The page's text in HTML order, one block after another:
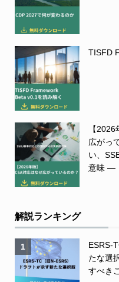
TISFD
【
広がっ
い、
意味 ―
解説ランキング
1
ESRS-
たな選
すべき